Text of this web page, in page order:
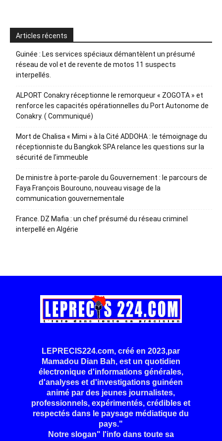
Articles récents
Guinée : Les services spéciaux démantèlent un présumé
réseau de vol et de revente de motos 11 suspects
interpellés.
ALPORT Conakry réceptionne le remorqueur « ZOGOTA » et
renforce les capacités opérationnelles du Port Autonome de
Conakry. ( Communiqué)
Mort de Chalisa « Mimi » à la Cité ADDOHA : le témoignage du
réceptionniste du Bangkok SPA relance les questions sur la
sécurité de l’immeuble
De ministre à porte-parole du Gouvernement : le parcours de
Faya François Bourouno, nouveau visage de la
communication gouvernementale
France. DZ Mafia : un chef présumé du réseau criminel
interpellé en Algérie
LEPRECIS224.com, créé en 2023,par
Mamadou Dian Bah, est un quotidien
électronique d'informations générales,
d'analyses et d'investigations guinéen
animé par des jeunes journalistes,
professionnels, expérimentés, crédibles et
respectés dans le paysage médiatique du
pays."
Notre slogan" l'info dans toute sa